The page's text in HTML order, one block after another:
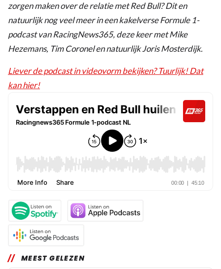
zorgen maken over de relatie met Red Bull? Dit en
natuurlijk nog veel meer in een kakelverse Formule 1-
podcast van RacingNews365, deze keer met Mike
Hezemans, Tim Coronel en natuurlijk Joris Mosterdijk.
Liever de podcast in videovorm bekijken? Tuurlijk! Dat
kan hier!
MEEST GELEZEN